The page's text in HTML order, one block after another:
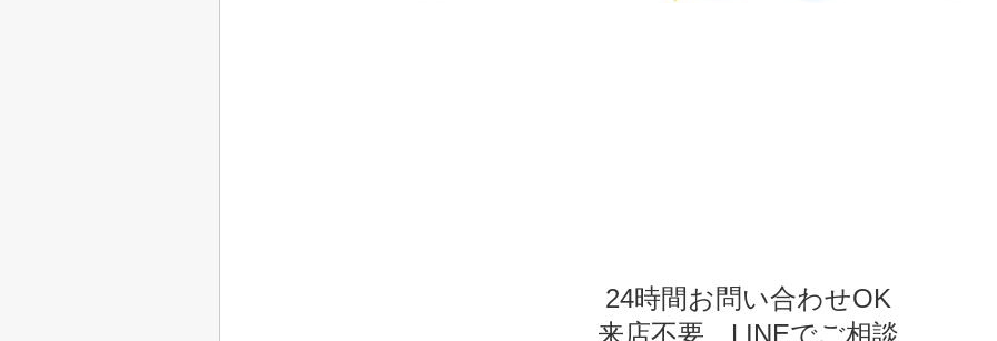
24時間お問い合わせOK
来店不要 LINEでご相談